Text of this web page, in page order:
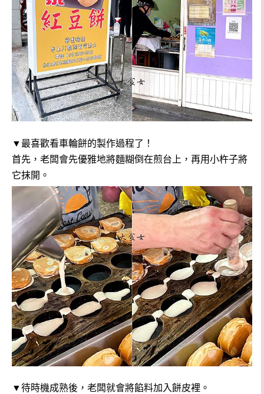
▼最喜歡看車輪餅的製作過程了！
首先，老闆會先優雅地將麵糊倒在煎台上，再用小杵子將
它抹開。
▼待時機成熟後，老闆就會將餡料加入餅皮裡。